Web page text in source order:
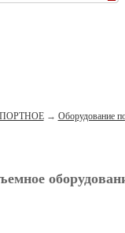
→ Оборудование